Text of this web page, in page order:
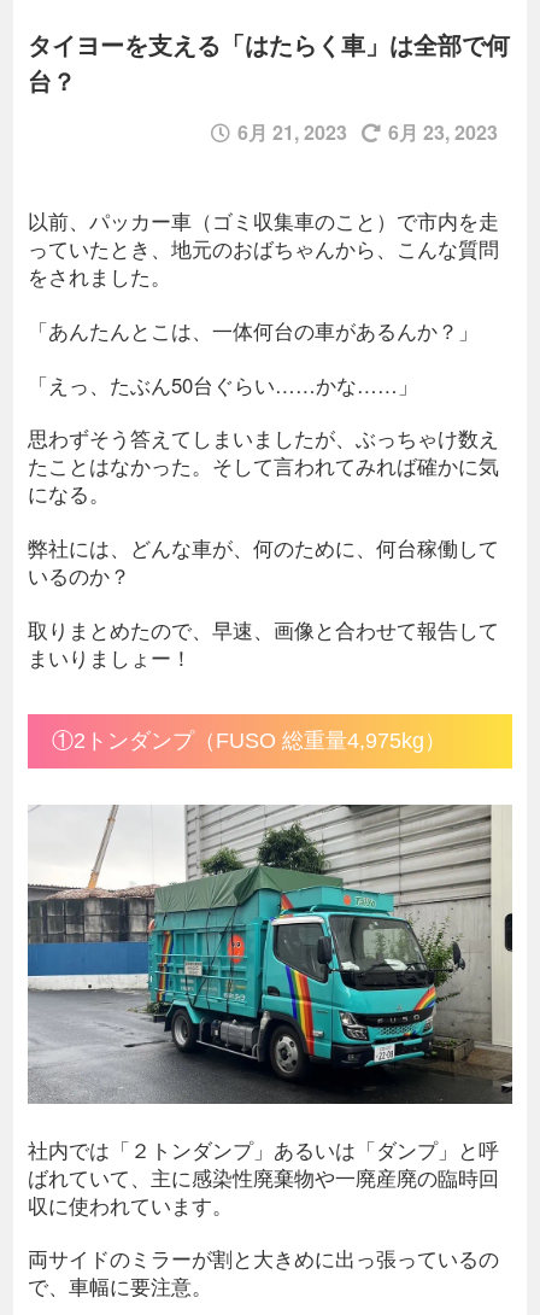
タイヨーを支える「はたらく車」は全部で何
台？
6月 21, 2023 6月 23, 2023
以前、パッカー車（ゴミ収集車のこと）で市内を走
っていたとき、地元のおばちゃんから、こんな質問
をされました。
「あんたんとこは、一体何台の車があるんか？」
「えっ、たぶん50台ぐらい……かな……」
思わずそう答えてしまいましたが、ぶっちゃけ数え
たことはなかった。そして言われてみれば確かに気
になる。
弊社には、どんな車が、何のために、何台稼働して
いるのか？
取りまとめたので、早速、画像と合わせて報告して
まいりましょー！
①2トンダンプ（FUSO 総重量4,975kg）
社内では「２トンダンプ」あるいは「ダンプ」と呼
ばれていて、主に感染性廃棄物や一廃産廃の臨時回
収に使われています。
両サイドのミラーが割と大きめに出っ張っているの
で、車幅に要注意。